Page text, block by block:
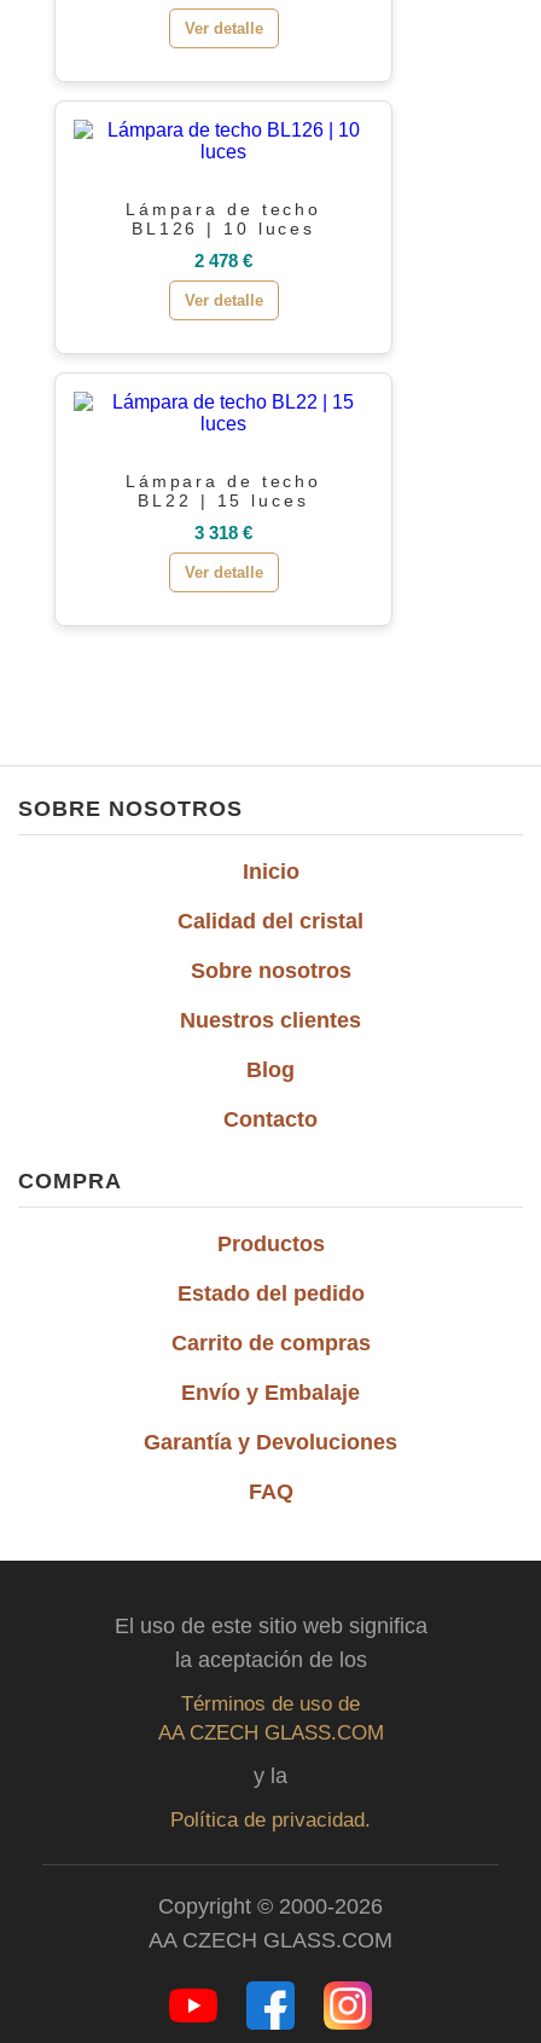
Ver detalle
Lámpara de techo
BL126 | 10 luces
2 478 €
Ver detalle
Lámpara de techo
BL22 | 15 luces
3 318 €
Ver detalle
SOBRE NOSOTROS
Inicio
Calidad del cristal
Sobre nosotros
Nuestros clientes
Blog
Contacto
COMPRA
Productos
Estado del pedido
Carrito de compras
Envío y Embalaje
Garantía y Devoluciones
FAQ
El uso de este sitio web significa
la aceptación de los
Términos de uso de
AA CZECH GLASS.COM
y la
Política de privacidad.
Copyright © 2000-2026
AA CZECH GLASS.COM